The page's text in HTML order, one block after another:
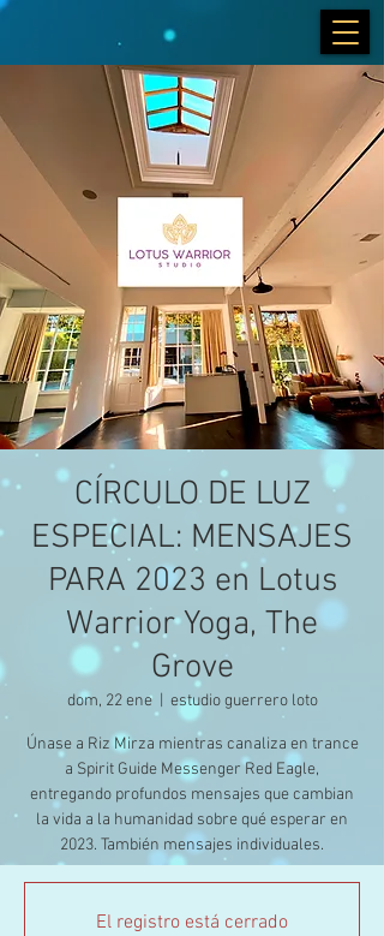
CÍRCULO DE LUZ
ESPECIAL: MENSAJES
PARA 2023 en Lotus
Warrior Yoga, The
Grove
dom, 22 ene
  |
estudio guerrero loto
Únase a Riz Mirza mientras canaliza en trance
a Spirit Guide Messenger Red Eagle,
entregando profundos mensajes que cambian
la vida a la humanidad sobre qué esperar en
2023. También mensajes individuales.
El registro está cerrado